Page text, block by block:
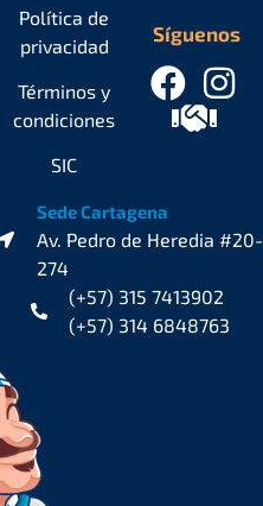
Política de
privacidad
Términos y
condiciones
SIC
Síguenos
Sede Cartagena
Av. Pedro de Heredia #20-
274
(+57) 315 7413902
(+57) 314 6848763